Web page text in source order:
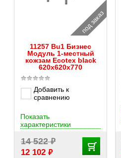
под заказ
11257 Bu1 Бизнес
Модуль 1-местный
кожзам Ecotex black
620х620х770
Добавить к
сравнению
14 522₽
12 102 ₽
Показать
характеристики